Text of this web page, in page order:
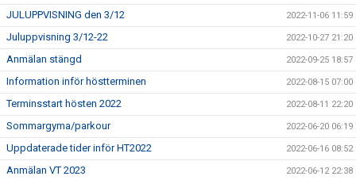
JULUPPVISNING den 3/12 2022-11-06 11:59
Juluppvisning 3/12-22 2022-10-27 21:20
Anmälan stängd 2022-09-25 18:57
Information inför höstterminen 2022-08-15 07:00
Terminsstart hösten 2022 2022-08-11 22:20
Sommargyma/parkour 2022-06-20 06:19
Uppdaterade tider inför HT2022 2022-06-16 08:52
Anmälan VT 2023 2022-06-12 22:38